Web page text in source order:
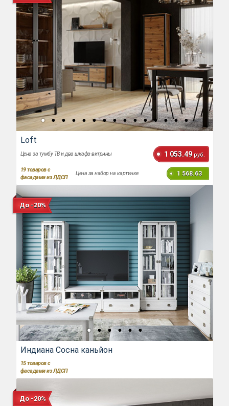
Loft
Цена за тумбу ТВ и два шкафа-витрины 1 053.49 руб.
19товаров с
фасадами из ЛДСП
Цена за набор на картинке 1 568.63
До -20%
Индиана Сосна каньйон
15товаров с
фасадами из ЛДСП
До -20%